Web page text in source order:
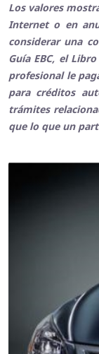
Los valores
Internet o en
considerar una
Guía EBC, el
profesional le
para créditos
trámites
que lo que un